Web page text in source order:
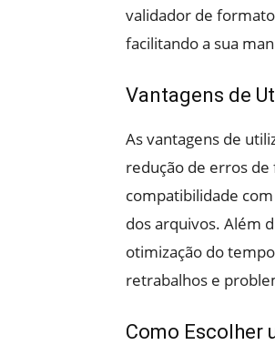
validador de
facilitando a sua
Vantagens de
As vantagens de
redução de erros de
compatibilidade
dos arquivos. Além
otimização do
retrabalhos e
Como Escolher